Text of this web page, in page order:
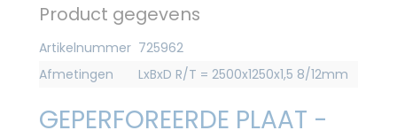
Product gegevens
Artikelnummer 725962
Afmetingen
LxBxD R/T = 2500x1250x1,5 8/12mm
GEPERFOREERDE PLAAT -